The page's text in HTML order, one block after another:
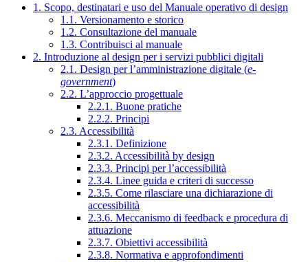
1. Scopo, destinatari e uso del Manuale operativo di design
1.1. Versionamento e storico
1.2. Consultazione del manuale
1.3. Contribuisci al manuale
2. Introduzione al design per i servizi pubblici digitali
2.1. Design per l’amministrazione digitale (e-
government)
2.2. L’approccio progettuale
2.2.1. Buone pratiche
2.2.2. Principi
2.3. Accessibilità
2.3.1. Definizione
2.3.2. Accessibilità by design
2.3.3. Principi per l’accessibilità
2.3.4. Linee guida e criteri di successo
2.3.5. Come rilasciare una dichiarazione di
accessibilità
2.3.6. Meccanismo di feedback e procedura di
attuazione
2.3.7. Obiettivi accessibilità
2.3.8. Normativa e approfondimenti